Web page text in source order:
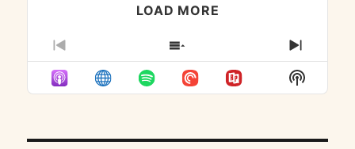
LOAD MORE
PREVIOUS
EPISODE
SHOW
EPISODES
LIST
NEXT
Show
Podcast